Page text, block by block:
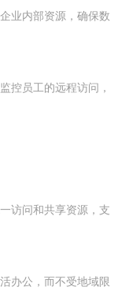
业内部资源，确保数
控员工的远程访问，
访问和共享资源，支
办公，而不受地域限